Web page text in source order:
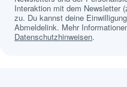
Interaktion mit dem Newsletter
zu. Du kannst deine
Abmeldelink. Mehr
Datenschutzhinweisen.